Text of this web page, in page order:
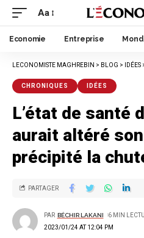
Aa
Economie Entreprise
LECONOMISTE MAGHREBIN > BLOG > IDÉES
CHRONIQUES IDÉES
L’état de santé
aurait altéré
précipité la
2023/01/24 AT 12:04 PM
PAR BÉCHIR LAKANI 6 MIN
PARTAGER